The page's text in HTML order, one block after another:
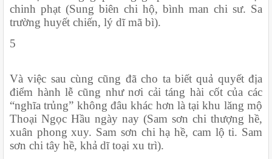
chinh phạt (Sung biên chi hộ, bình man chi sư. Sa
trường huyết chiến, lý dĩ mã bì).
5
Và việc sau cùng cũng đã cho ta biết quả quyết địa
điểm hành lễ cũng như nơi cải táng hài cốt của các
“nghĩa trủng” không đâu khác hơn là tại khu lăng mộ
Thoại Ngọc Hầu ngày nay (Sam sơn chi thượng hề,
xuân phong xuy. Sam sơn chi hạ hề, cam lộ ti. Sam
sơn chi tây hề, khả dĩ toại xu trì).